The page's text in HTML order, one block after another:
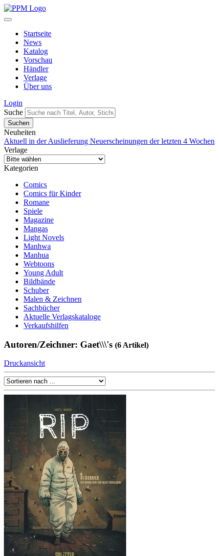
Startseite
News
Katalog
Vorschau
Händler
Verlage
Über uns
Login
Suche
Neuheiten
Aktuell in der Auslieferung Neuerscheinungen der letzten 4 Wochen
Verlage
Kategorien
Comics
Comics für Kinder
Romane
Spiele
Magazine
Mangas
Light Novels
Manhwa
Manhua
Webtoons
Young Adult
Bildbände
Schuber
Malen & Zeichnen
Sachbücher
Aktuelle Verlagskataloge
Verkaufshilfen
Autoren/Zeichner: Gaet\\\'s (6 Artikel)
Druckansicht